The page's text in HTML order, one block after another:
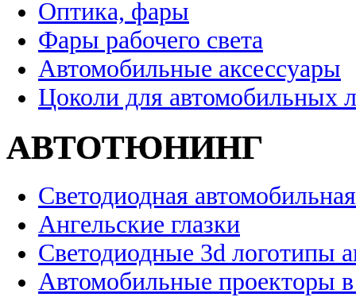
Оптика, фары
Фары рабочего света
Автомобильные аксессуары
Цоколи для автомобильных
АВТОТЮНИНГ
Светодиодная
Ангельские глазки
Светодиодные 3d логотипы
Автомобильные проекторы